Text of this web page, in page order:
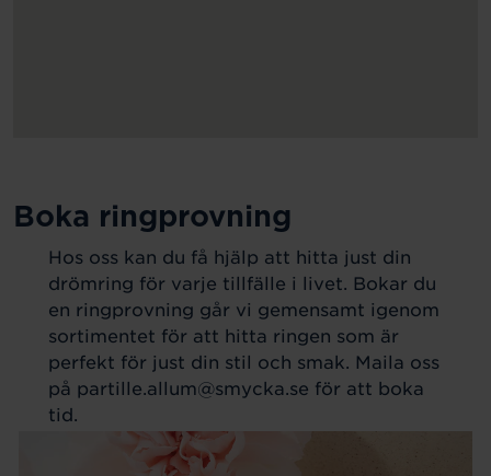
Boka ringprovning
Hos oss kan du få hjälp att hitta just din
drömring för varje tillfälle i livet. Bokar du
en ringprovning går vi gemensamt igenom
sortimentet för att hitta ringen som är
perfekt för just din stil och smak. Maila oss
på partille.allum@smycka.se för att boka
tid.